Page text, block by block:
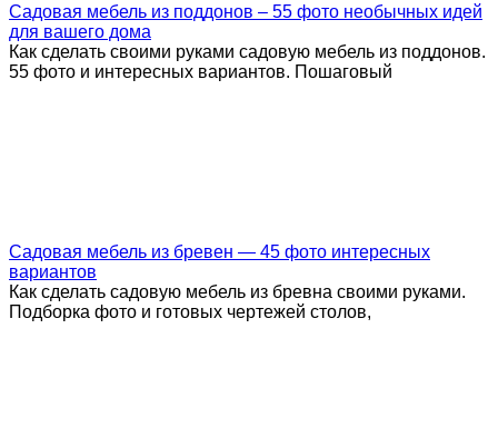
Садовая мебель из поддонов – 55 фото необычных идей
для вашего дома
Как сделать своими руками садовую мебель из поддонов.
55 фото и интересных вариантов. Пошаговый
Садовая мебель из бревен — 45 фото интересных
вариантов
Как сделать садовую мебель из бревна своими руками.
Подборка фото и готовых чертежей столов,